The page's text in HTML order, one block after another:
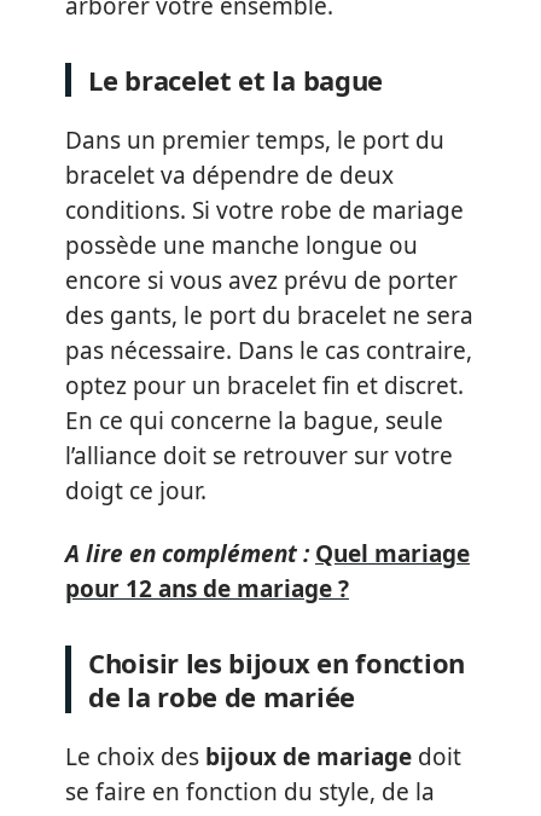
Le bracelet et la bague
Dans un premier temps, le port du
bracelet va dépendre de deux
conditions. Si votre robe de mariage
possède une manche longue ou
encore si vous avez prévu de porter
des gants, le port du bracelet ne sera
pas nécessaire. Dans le cas contraire,
optez pour un bracelet fin et discret.
En ce qui concerne la bague, seule
l’alliance doit se retrouver sur votre
doigt ce jour.
A lire en complément : Quel mariage
pour 12 ans de mariage ?
Choisir les bijoux en fonction
de la robe de mariée
Le choix des bijoux de mariage doit
se faire en fonction du style, de la